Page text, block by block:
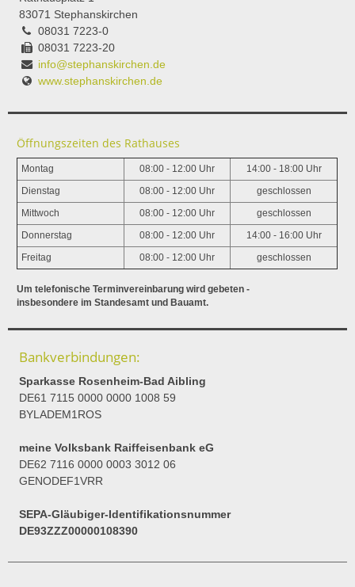
83071 Stephanskirchen
08031 7223-0
08031 7223-20
info@stephanskirchen.de
www.stephanskirchen.de
Öffnungszeiten des Rathauses
Montag 08:00 - 12:00 Uhr 14:00 - 18:00 Uhr
Dienstag 08:00 - 12:00 Uhr geschlossen
Mittwoch 08:00 - 12:00 Uhr geschlossen
Donnerstag 08:00 - 12:00 Uhr 14:00 - 16:00 Uhr
Freitag 08:00 - 12:00 Uhr geschlossen
Um telefonische Terminvereinbarung wird gebeten -
insbesondere im Standesamt und Bauamt.
Bankverbindungen:
Sparkasse Rosenheim-Bad Aibling
DE61 7115 0000 0000 1008 59
BYLADEM1ROS
meine Volksbank Raiffeisenbank eG
DE62 7116 0000 0003 3012 06
GENODEF1VRR
SEPA-Gläubiger-Identifikationsnummer
DE93ZZZ00000108390